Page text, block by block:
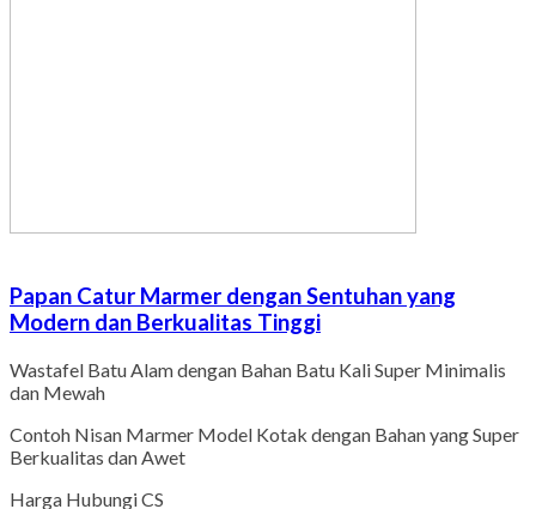
Papan Catur Marmer dengan Sentuhan yang
Modern dan Berkualitas Tinggi
Wastafel Batu Alam dengan Bahan Batu Kali Super Minimalis
dan Mewah
Contoh Nisan Marmer Model Kotak dengan Bahan yang Super
Berkualitas dan Awet
Harga Hubungi CS